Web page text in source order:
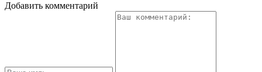
Добавить комментарий